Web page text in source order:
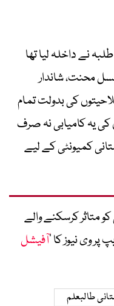
یاد رہے کہ پروگرام کے آغاز میں 375 طلبہ نے داخلہ لیا تھا
محنت، شاندار
کی بدولت تمام
کی یہ کامیابی نہ صرف
کمیونٹی کے لیے
متاثر کرسکنے والے
وی نیوز کا ’آفیشل
طالبعلم